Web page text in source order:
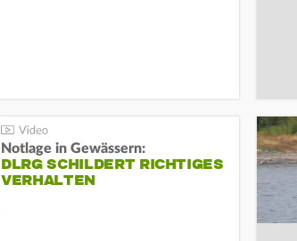
Notlage in Gewässern:
DLRG SCHILDERT RICHTIGES
VERHALTEN